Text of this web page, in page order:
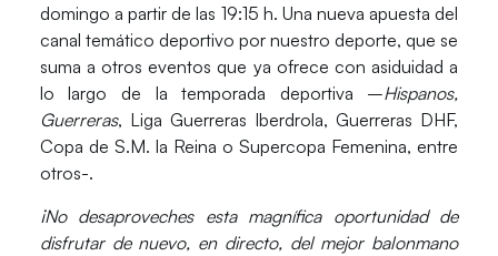
domingo a partir de las 19:15 h. Una nueva apuesta del
canal temático deportivo por nuestro deporte, que se
suma a otros eventos que ya ofrece con asiduidad a
lo largo de la temporada deportiva –Hispanos,
Guerreras, Liga Guerreras Iberdrola, Guerreras DHF,
Copa de S.M. la Reina o Supercopa Femenina, entre
otros-.
¡No desaproveches esta magnífica oportunidad de
disfrutar de nuevo, en directo, del mejor balonmano